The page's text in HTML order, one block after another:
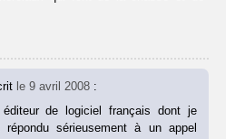
le 9 avril 2008 :
de logiciel français dont je
sérieusement à un appel